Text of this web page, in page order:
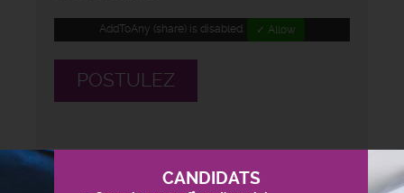
AddToAny (share) is disabled. ✓ Allow
POSTULEZ
CANDIDATS